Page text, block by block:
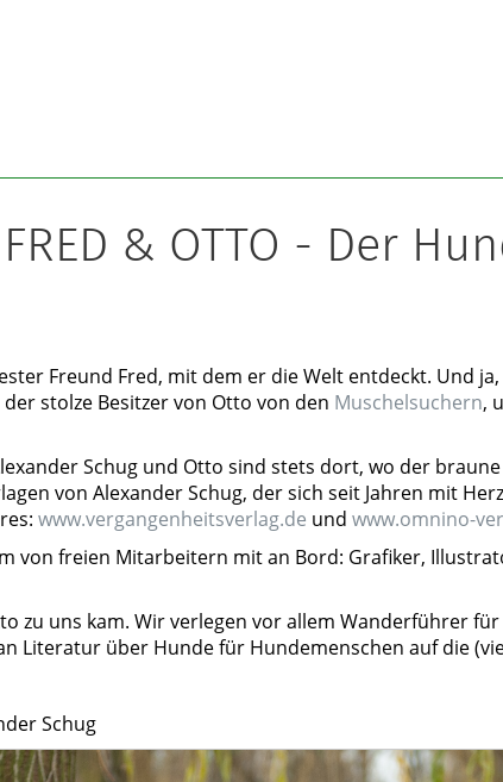
FRED & OTTO - Der
Freund Fred, mit dem er die Welt entdeckt. Und
stolze Besitzer von Otto von den Muschelsuchern,
Schug und Otto sind stets dort, wo der
von Alexander Schug, der sich seit Jahren mit
www.vergangenheitsverlag.de und www.omnino-
von freien Mitarbeitern mit an Bord: Grafiker,
zu uns kam. Wir verlegen vor allem Wanderführer
Literatur über Hunde für Hundemenschen auf die
Schug